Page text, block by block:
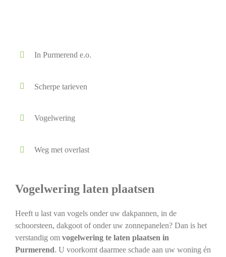
In Purmerend e.o.
Scherpe tarieven
Vogelwering
Weg met overlast
Vogelwering laten plaatsen
Heeft u last van vogels onder uw dakpannen, in de
schoorsteen, dakgoot of onder uw zonnepanelen? Dan is het
verstandig om vogelwering te laten plaatsen in
Purmerend. U voorkomt daarmee schade aan uw woning én